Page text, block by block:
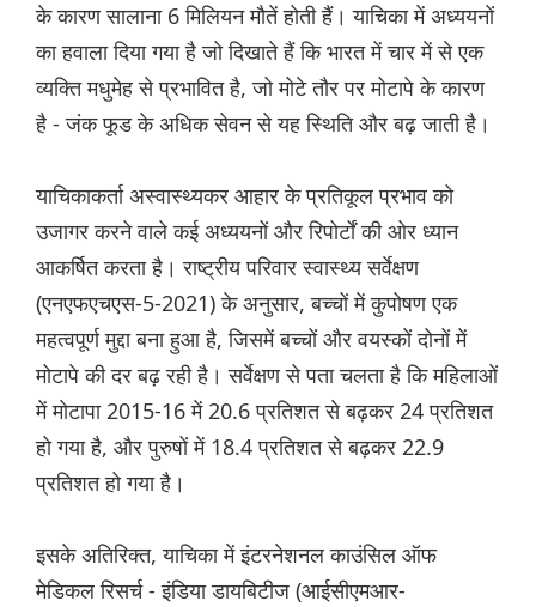
के कारण सालाना 6 मिलियन मौतें होती हैं। याचिका में अध्ययनों
का हवाला दिया गया है जो दिखाते हैं कि भारत में चार में से एक
व्यक्ति मधुमेह से प्रभावित है, जो मोटे तौर पर मोटापे के कारण
है - जंक फूड के अधिक सेवन से यह स्थिति और बढ़ जाती है।
याचिकाकर्ता अस्वास्थ्यकर आहार के प्रतिकूल प्रभाव को
उजागर करने वाले कई अध्ययनों और रिपोर्टों की ओर ध्यान
आकर्षित करता है। राष्ट्रीय परिवार स्वास्थ्य सर्वेक्षण
(एनएफएचएस-5-2021) के अनुसार, बच्चों में कुपोषण एक
महत्वपूर्ण मुद्दा बना हुआ है, जिसमें बच्चों और वयस्कों दोनों में
मोटापे की दर बढ़ रही है। सर्वेक्षण से पता चलता है कि महिलाओं
में मोटापा 2015-16 में 20.6 प्रतिशत से बढ़कर 24 प्रतिशत
हो गया है, और पुरुषों में 18.4 प्रतिशत से बढ़कर 22.9
प्रतिशत हो गया है।
इसके अतिरिक्त, याचिका में इंटरनेशनल काउंसिल ऑफ
मेडिकल रिसर्च - इंडिया डायबिटीज (आईसीएमआर-